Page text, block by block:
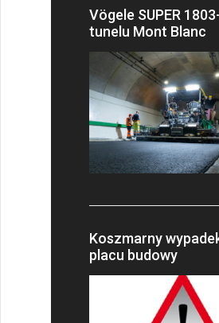
Vögele SUPER
tunelu Mont Blanc
Koszmarny
placu budowy